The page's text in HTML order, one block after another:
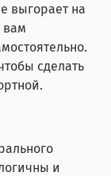
выгорает на
вам
сделать
и